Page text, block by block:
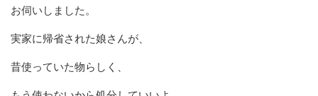
お伺いしました。
実家に帰省された娘さんが、
昔使っていた物らしく、